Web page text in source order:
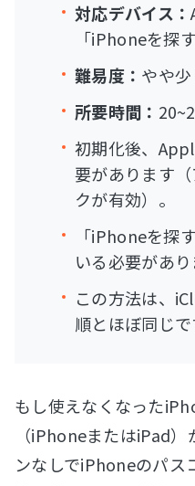
対応デバイス：
「iPhoneを探
難易度： やや
所要時間：
初期化後、
要があります
クが有効）。
「iPhoneを探
いる必要があり
この方法は、
順とほぼ同じで
もし使えなくなった
（iPhoneまたはiPad
ンなしでiPhoneのパス